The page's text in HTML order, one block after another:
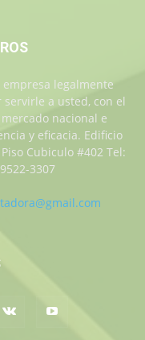
legalmente
a usted, con el
nacional e
y eficacia. Edificio
Cubiculo #402 Tel:
3307